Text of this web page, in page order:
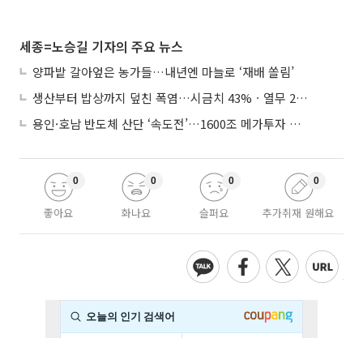
세종=노승길 기자의 주요 뉴스
양파밭 갈아엎은 농가들…내년엔 마늘로 ‘재배 쏠림’
생산부터 밥상까지 덮친 폭염…시금치 43%ㆍ열무 28% 급등
용인·호남 반도체 산단 ‘속도전’…1600조 메가투자 이행 총력
좋아요
0
화나요
0
슬퍼요
0
추가취재 원해요
0